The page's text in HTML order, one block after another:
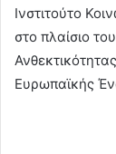
Ινστιτούτο
στο πλαίσιο
Ευρωπαϊκής